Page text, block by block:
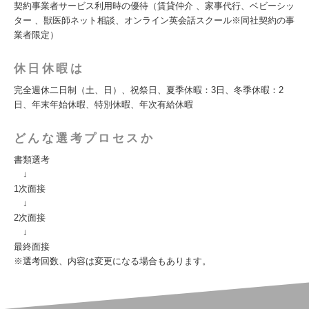
契約事業者サービス利用時の優待（賃貸仲介 、家事代行、ベビーシッ
ター 、獣医師ネット相談、オンライン英会話スクール※同社契約の事
業者限定）
休日休暇は
完全週休二日制（土、日）、祝祭日、夏季休暇：3日、冬季休暇：2
日、年末年始休暇、特別休暇、年次有給休暇
どんな選考プロセスか
書類選考
↓
1次面接
↓
2次面接
↓
最終面接
※選考回数、内容は変更になる場合もあります。